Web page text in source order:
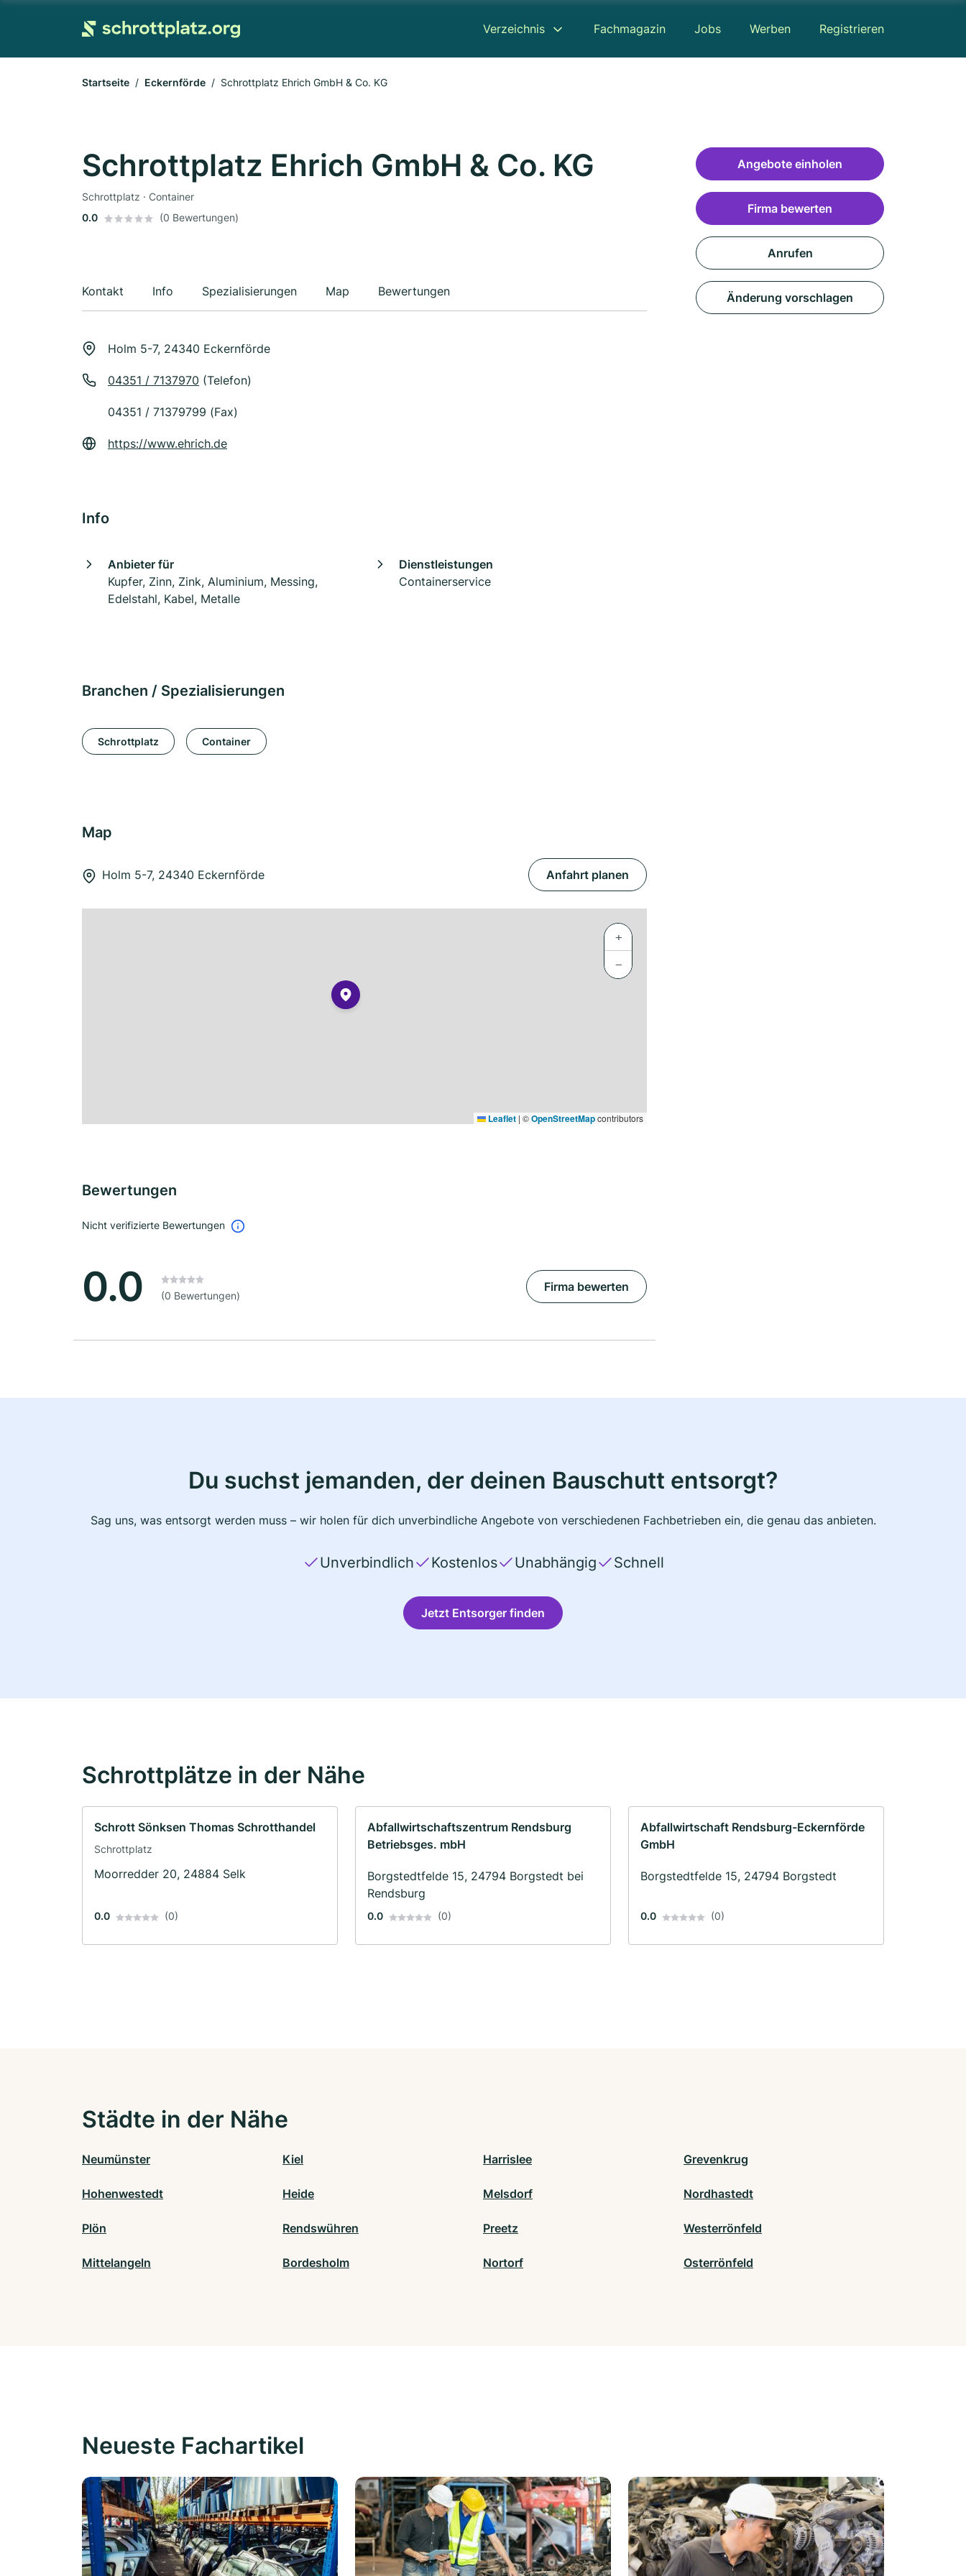
Verzeichnis Fachmagazin Jobs Werben Registrieren
Startseite Eckernförde Schrottplatz Ehrich GmbH & Co. KG
Schrottplatz Ehrich GmbH & Co. KG
Schrottplatz · Container
0.0
(0 Bewertungen)
Kontakt Info Spezialisierungen Map Bewertungen
Holm 5-7, 24340 Eckernförde
04351 / 7137970 (Telefon)
04351 / 71379799 (Fax)
https://www.ehrich.de
Info
Anbieter für
Kupfer, Zinn, Zink, Aluminium, Messing,
Edelstahl, Kabel, Metalle
Dienstleistungen
Containerservice
Branchen / Spezialisierungen
Schrottplatz Container
Map
Holm 5-7, 24340 Eckernförde Anfahrt planen
+
−
Leaflet | ©OpenStreetMapcontributors
Bewertungen
Nicht verifizierte Bewertungen
0.0 (0 Bewertungen)
Firma bewerten
Angebote einholen
Firma bewerten
Anrufen
Änderung vorschlagen
Du suchst jemanden, der deinen Bauschutt entsorgt?
Sag uns, was entsorgt werden muss – wir holen für dich unverbindliche Angebote von verschiedenen Fachbetrieben ein, die genau das anbieten.
Unverbindlich Kostenlos Unabhängig Schnell
Jetzt Entsorger finden
Schrottplätze in der Nähe
Schrott Sönksen Thomas Schrotthandel
Schrottplatz
Moorredder 20, 24884 Selk
0.0 (0)
Abfallwirtschaftszentrum Rendsburg
Betriebsges. mbH
Borgstedtfelde 15, 24794 Borgstedt bei
Rendsburg
0.0 (0)
Abfallwirtschaft Rendsburg-Eckernförde
GmbH
Borgstedtfelde 15, 24794 Borgstedt
0.0 (0)
Städte in der Nähe
Neumünster Kiel Harrislee Grevenkrug
Hohenwestedt Heide Melsdorf Nordhastedt
Plön Rendswühren Preetz Westerrönfeld
Mittelangeln Bordesholm Nortorf Osterrönfeld
Neueste Fachartikel